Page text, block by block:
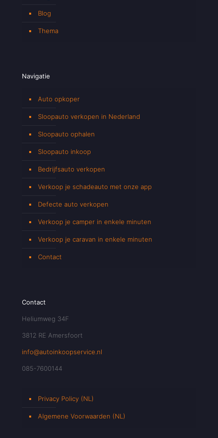
Blog
Thema
Navigatie
Auto opkoper
Sloopauto verkopen in Nederland
Sloopauto ophalen
Sloopauto inkoop
Bedrijfsauto verkopen
Verkoop je schadeauto met onze app
Defecte auto verkopen
Verkoop je camper in enkele minuten
Verkoop je caravan in enkele minuten
Contact
Contact
Heliumweg 34F
3812 RE Amersfoort
info@autoinkoopservice.nl
085-7600144
Privacy Policy (NL)
Algemene Voorwaarden (NL)